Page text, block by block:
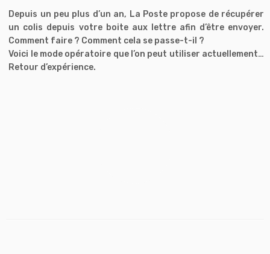
Depuis un peu plus d’un an, La Poste propose de récupérer
un colis depuis votre boite aux lettre afin d’être envoyer.
Comment faire ? Comment cela se passe-t-il ?
Voici le mode opératoire que l’on peut utiliser actuellement…
Retour d’expérience.